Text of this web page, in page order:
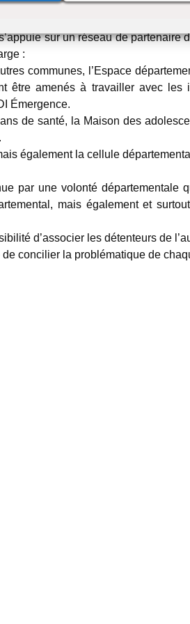
sur un réseau de
:
communes, l’Espace
amenés à travailler avec les
Émergence.
de santé, la Maison des
également la cellule
par une volonté départementale
mais également et
d’associer les détenteurs de
concilier la problématique de